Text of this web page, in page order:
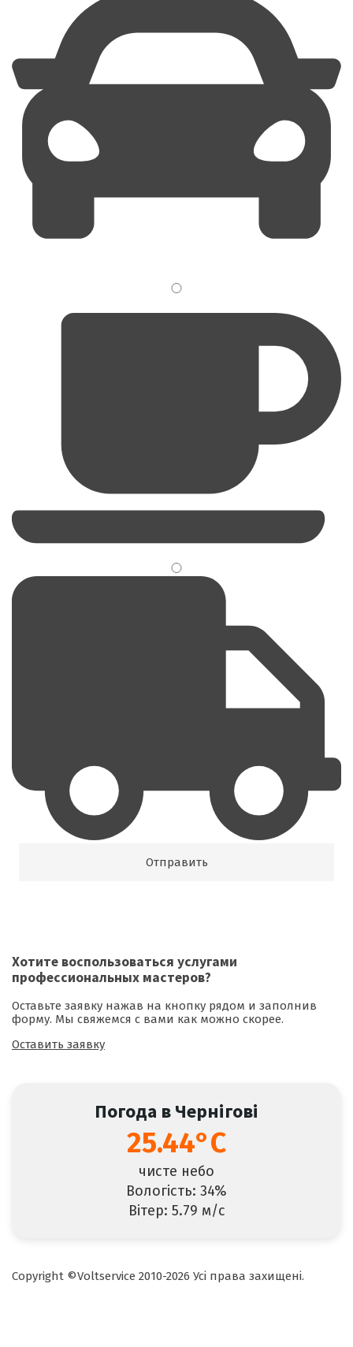
Хотите воспользоваться услугами
профессиональных мастеров?
Оставьте заявку нажав на кнопку рядом и заполнив
форму. Мы свяжемся с вами как можно скорее.
Оставить заявку
Погода в Чернігові
25.44°C
чисте небо
Вологість: 34%
Вітер: 5.79 м/с
Copyright ©Voltservice 2010-2026 Усі права захищені.